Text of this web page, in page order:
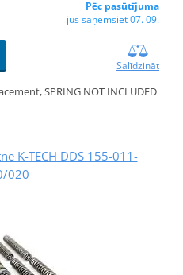
Pēc pasūtījuma
jūs saņemsiet 07. 09.
Salīdzināt
SPRING NOT INCLUDED
K-TECH DDS 155-011-
020